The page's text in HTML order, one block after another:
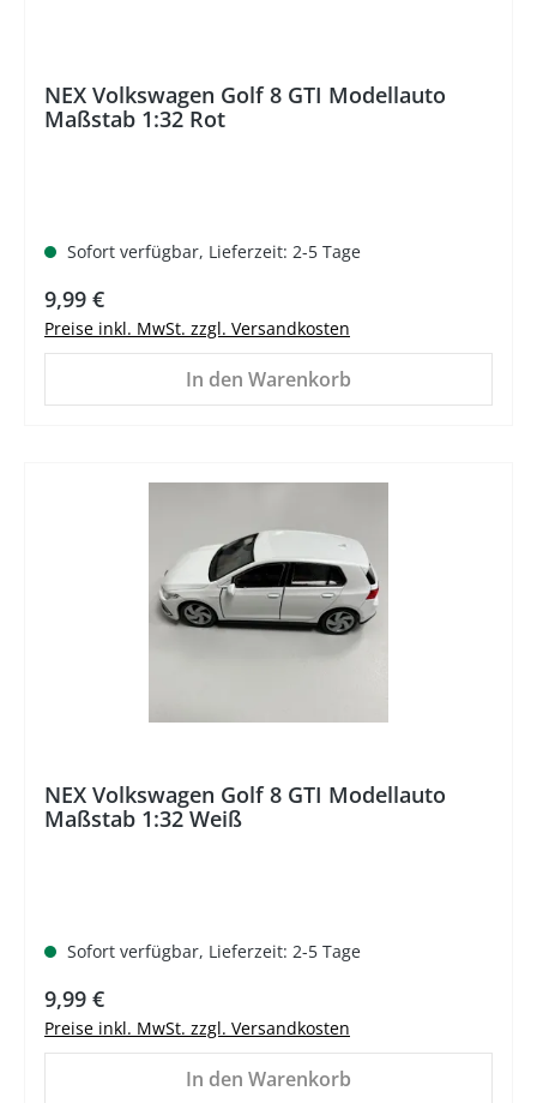
NEX Volkswagen Golf 8 GTI Modellauto
Maßstab 1:32 Rot
Sofort verfügbar, Lieferzeit: 2-5 Tage
Regulärer Preis:
9,99 €
Preise inkl. MwSt. zzgl. Versandkosten
In den Warenkorb
NEX Volkswagen Golf 8 GTI Modellauto
Maßstab 1:32 Weiß
Sofort verfügbar, Lieferzeit: 2-5 Tage
Regulärer Preis:
9,99 €
Preise inkl. MwSt. zzgl. Versandkosten
In den Warenkorb